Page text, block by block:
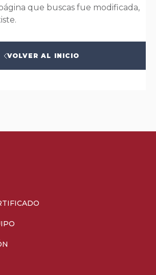
que buscas fue modificada,
VOLVER AL INICIO